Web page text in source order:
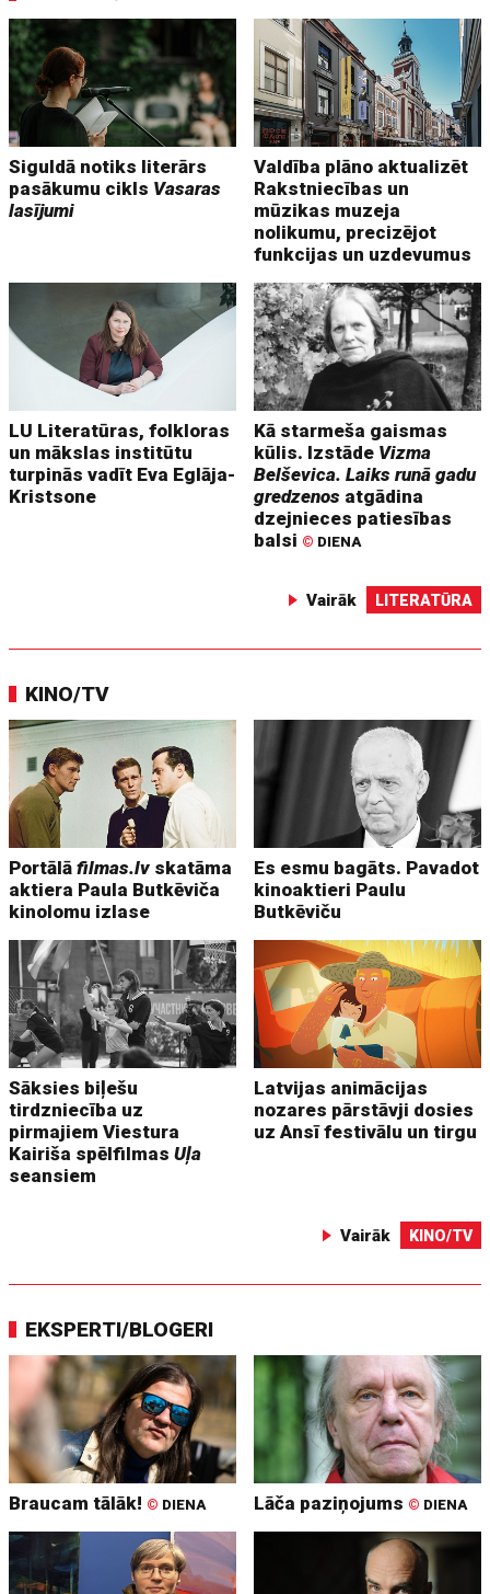
Siguldā notiks literārs
pasākumu cikls Vasaras
lasījumi
Valdība plāno aktualizēt
Rakstniecības un
mūzikas muzeja
nolikumu, precizējot
funkcijas un uzdevumus
LU Literatūras, folkloras
un mākslas institūtu
turpinās vadīt Eva Eglāja-
Kristsone
Kā starmeša gaismas
kūlis. Izstāde Vizma
Belševica. Laiks runā gadu
gredzenos atgādina
dzejnieces patiesības
balsi © DIENA
Vairāk LITERATŪRA
KINO/TV
Portālāfilmas.lv skatāma
aktiera Paula Butkēviča
kinolomu izlase
Es esmu bagāts. Pavadot
kinoaktieri Paulu
Butkēviču
Sāksies biļešu
tirdzniecība uz
pirmajiem Viestura
Kairiša spēlfilmasUļa
seansiem
Latvijas animācijas
nozares pārstāvji dosies
uz Ansī festivālu un tirgu
Vairāk KINO/TV
EKSPERTI/BLOGERI
Braucam tālāk! © DIENA Lāča paziņojums © DIENA